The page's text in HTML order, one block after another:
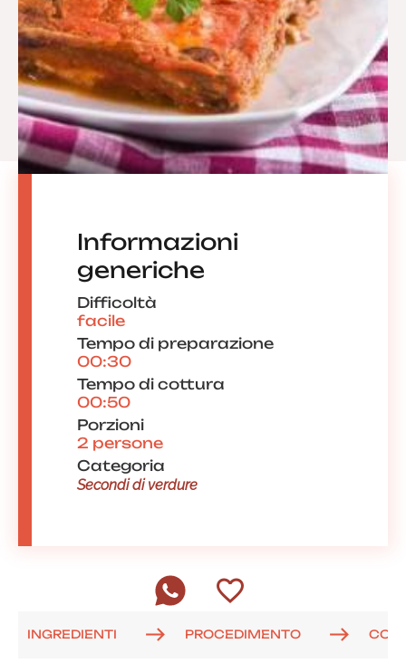
Informazioni
generiche
Difficoltà
facile
Tempo di preparazione
00:30
Tempo di cottura
00:50
Porzioni
2 persone
Categoria
Secondi di verdure
INGREDIENTI PROCEDIMENTO